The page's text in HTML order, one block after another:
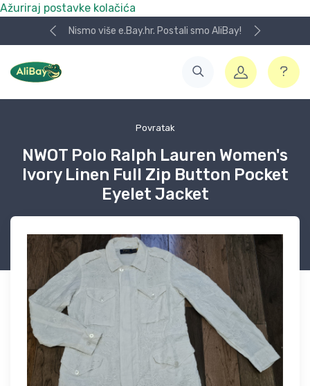
Ažuriraj postavke kolačića
Nismo više e.Bay.hr. Postali smo AliBay!
Povratak
NWOT Polo Ralph Lauren Women's
Ivory Linen Full Zip Button Pocket
Eyelet Jacket